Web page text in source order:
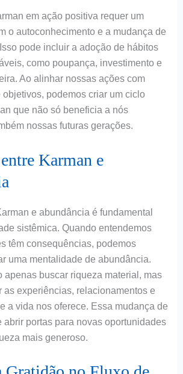
em ação positiva requer um
o autoconhecimento e a mudança de
pode incluir a adoção de hábitos
como poupança, investimento e
Ao alinhar nossas ações com
objetivos, podemos criar um ciclo
que não só beneficia a nós
nossas futuras gerações.
Karman e
e abundância é fundamental
sistêmica. Quando entendemos
têm consequências, podemos
uma mentalidade de abundância.
apenas buscar riqueza material, mas
as experiências, relacionamentos e
a vida nos oferece. Essa mudança de
abrir portas para novas oportunidades
mais generoso.